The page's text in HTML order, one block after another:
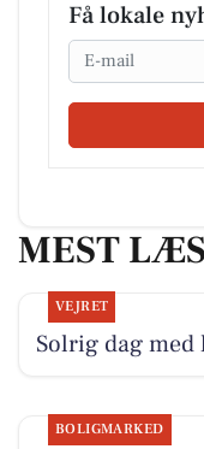
Få lokale
Email
MEST
VEJRET
Solrig dag
BOLIGMARKED